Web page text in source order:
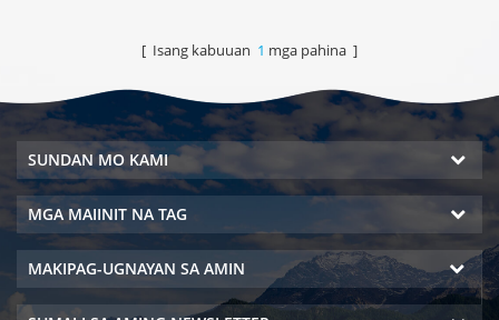
pamamagitan ng pag-aani ng
kahalumigmigan sa hangin.
[ Isang kabuuan 1 mga pahina ]
SUNDAN MO KAMI
MGA MAIINIT NA TAG
MAKIPAG-UGNAYAN SA AMIN